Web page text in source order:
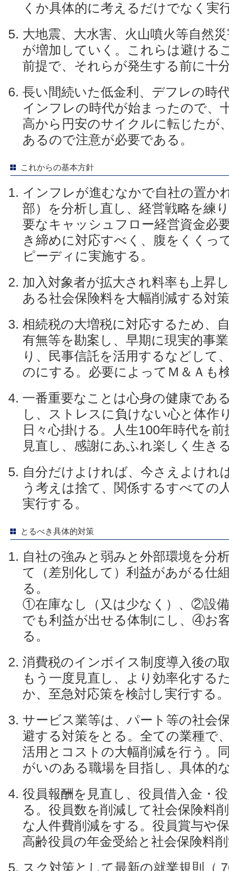
くか具体的に考えるだけでなく実
大地震、大水害、火山噴火等自然
が増加していく。これらは避ける
前提で、それらが発生する前に十
長い間続いた低金利、デフレの時
インフレの時代が始まったので、
高から円安のサイクルに転じたが
あるので注意が必要である。
これからの基本方針
インフレが進むなかで自社の置か
部）を分析し直し、経営戦略を練
要なキャッシュフロー経営資金必
き締めに対応すべく、腹をくくっ
ピーディに実施する。
加入対象者が拡大され料率も上昇
ある社会保険料を大幅削減する対
相続税の大増税に対応するため、
有無等を勘案し、早期に現実的事
り、民事信託を活用するなどして
のにする。必要によってＭ＆Ａも
一番重要なことは心身の健康であ
し、ストレスに負けない心と体作
日々心掛ける。人生100年時代を
見直し、感謝にあふれ楽しく生き
自分だけよければ、今さえよけれ
う考えは捨て、関係するすべての
実行する。
とるべき具体的対策
自社の強みと弱みと外部環境を分
て（差別化して）利益があがる仕
る。
①在庫なし（又は少なく）、②設
でも利益が出せる体制にし、④お
る。
消費税のインボイス制度導入後の
もう一度見直し、より効率化する
か、至急対応策を検討し実行する。
サービス業等は、パート等の社会
避する対策をとる。全ての業種で
活用とコストの大幅削減を行う。
がいのある職場を目指し、具体的
役員報酬を見直し、役員借入金・
る。役員数を削減して社会保険料
な人件費削減をする。役員賞与や
高齢役員の年金受給と社会保険料
スク対策として最新の就業規則（